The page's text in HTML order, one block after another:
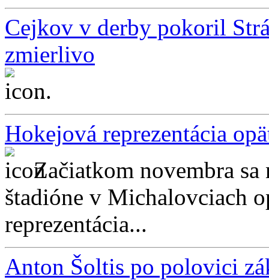
Cejkov v derby pokoril
zmierlivo
...
Hokejová reprezentácia
Začiatkom novembra
štadióne v Michalovciach
reprezentácia...
Anton Šoltis po polovici